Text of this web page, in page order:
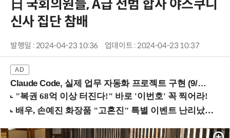
日 국회의원들, A급 전범 합사 야스쿠니
신사 집단 참배
발행일 : 2024-04-23 10:36 업데이트 : 2024-04-23 10:37
Claude Code, 실제 업무 자동화 프로젝트 구현 (9/16 ~17 강남역)